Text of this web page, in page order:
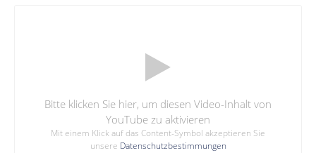
Bitte klicken Sie hier, um diesen Video-Inhalt von
YouTube zu aktivieren
Mit einem Klick auf das Content-Symbol akzeptieren Sie
unsere Datenschutzbestimmungen